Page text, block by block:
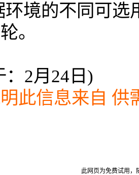
境的不同可选
。
2月24日)
此信息来自 供
此网页为免费试用，